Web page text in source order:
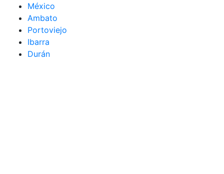
México
Ambato
Portoviejo
Ibarra
Durán